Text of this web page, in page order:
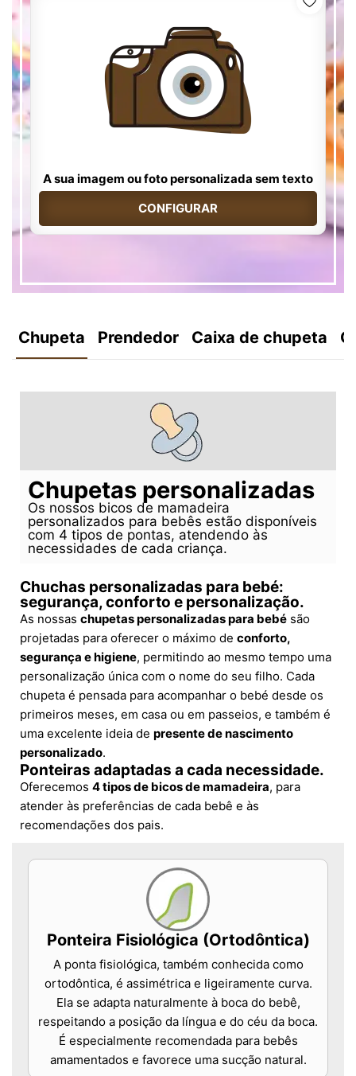
A sua imagem ou foto personalizada sem texto
CONFIGURAR
Chupeta Prendedor Caixa de chupeta
Chupetas personalizadas
Os nossos bicos de mamadeira
personalizados para bebês estão disponíveis
com 4 tipos de pontas, atendendo às
necessidades de cada criança.
Chuchas personalizadas para bebé:
segurança, conforto e personalização.
As nossas chupetas personalizadas para bebé são
projetadas para oferecer o máximo de conforto,
segurança e higiene, permitindo ao mesmo tempo uma
personalização única com o nome do seu filho. Cada
chupeta é pensada para acompanhar o bebé desde os
primeiros meses, em casa ou em passeios, e também é
uma excelente ideia de presente de nascimento
personalizado.
Ponteiras adaptadas a cada necessidade.
Oferecemos 4 tipos de bicos de mamadeira, para
atender às preferências de cada bebê e às
recomendações dos pais.
Ponteira Fisiológica (Ortodôntica)
A ponta fisiológica, também conhecida como
ortodôntica, é assimétrica e ligeiramente curva.
Ela se adapta naturalmente à boca do bebê,
respeitando a posição da língua e do céu da boca.
É especialmente recomendada para bebês
amamentados e favorece uma sucção natural.